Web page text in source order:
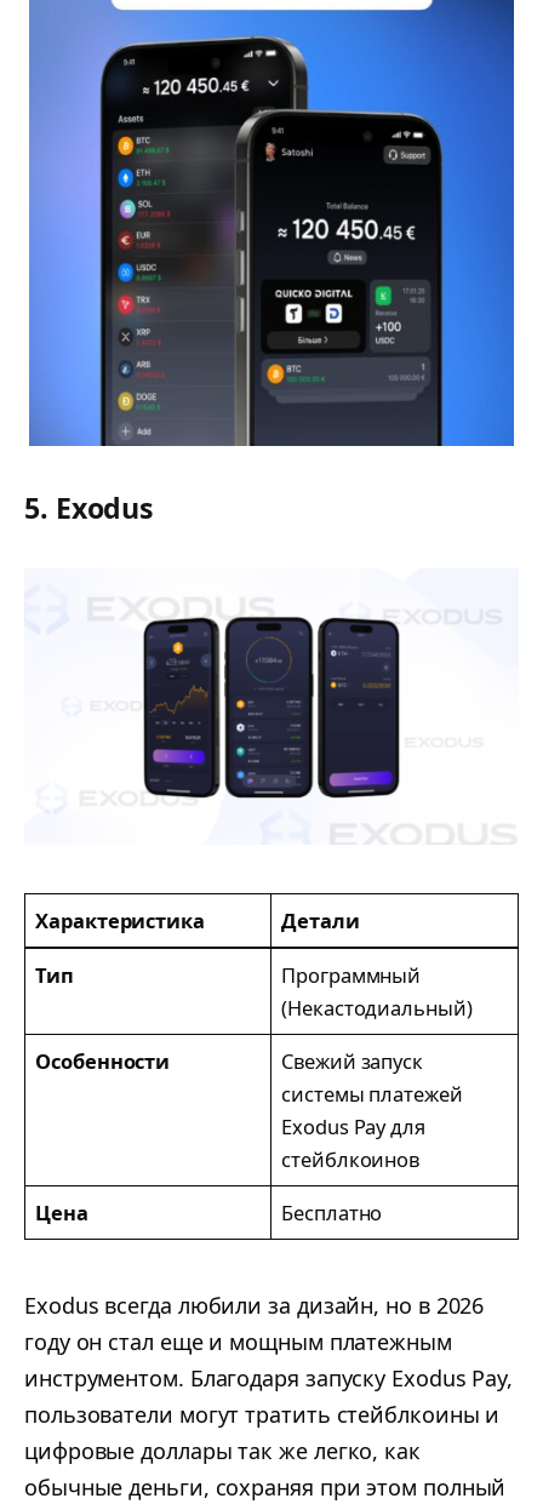
5. Exodus
Характеристика
Детали
Тип
Программный
(Некастодиальный)
Особенности
Свежий запуск
системы платежей
Exodus Pay для
стейблкоинов
Цена
Бесплатно
Exodus всегда любили за дизайн, но в 2026
году он стал еще и мощным платежным
инструментом. Благодаря запуску Exodus Pay,
пользователи могут тратить стейблкоины и
цифровые доллары так же легко, как
обычные деньги, сохраняя при этом полный